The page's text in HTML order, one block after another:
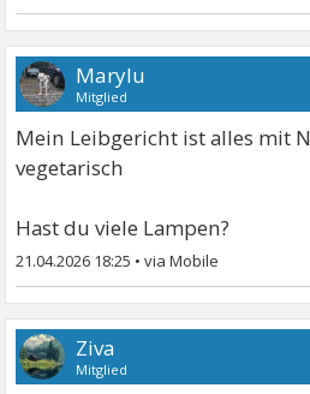
Marylu
Mitglied
Mein Leibgericht ist alles mit
vegetarisch
Hast du viele Lampen?
21.04.2026 18:25 •
Ziva
Mitglied